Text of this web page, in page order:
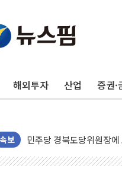
해외투자 산업 증권·
속보
125mm 폭우 쏟아진 울진
평택 진위면 공장서 질식
상주 낙동강 선착장 하류
[종합] 김민석, 정청래에
인천서 말다툼 중 어머니
김민석, 강원·대구·경북